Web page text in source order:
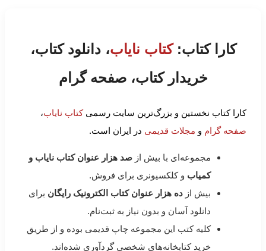
کارا کتاب:کتاب نایاب، دانلود کتاب،
خریدار کتاب، صفحه گرام
کارا کتاب نخستین و بزرگ‌ترین سایت رسمیکتاب نایاب،
صفحه گرام و مجلات قدیمی در ایران است.
مجموعه‌ای با بیش از صد هزار عنوان کتاب نایاب و
کمیاب و کلکسیونری برای فروش.
بیش از ده هزار عنوان کتاب الکترونیک رایگان برای
دانلود آسان و بدون نیاز به ثبت‌نام.
کلیه کتب این مجموعه چاپ قدیمی بوده و از طریق
خرید کتابخانه‌های شخصی گردآوری شده‌اند.